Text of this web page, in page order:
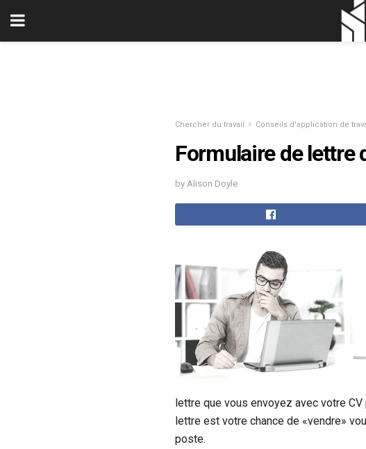
Chercher du travail Conseils d'application de
Formulaire de lettre
by Alison Doyle
lettre que vous envoyez avec votre
lettre est votre chance de «vendre»
poste.